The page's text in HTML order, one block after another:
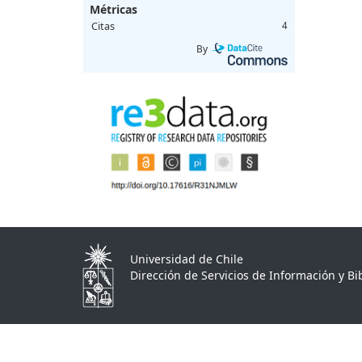
Métricas
Citas 4
By
Universidad de Chile
Dirección de Servicios de Información y